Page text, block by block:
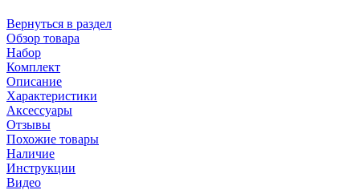
Вернуться в раздел
Обзор товара
Набор
Комплект
Описание
Характеристики
Аксессуары
Отзывы
Похожие товары
Наличие
Инструкции
Видео